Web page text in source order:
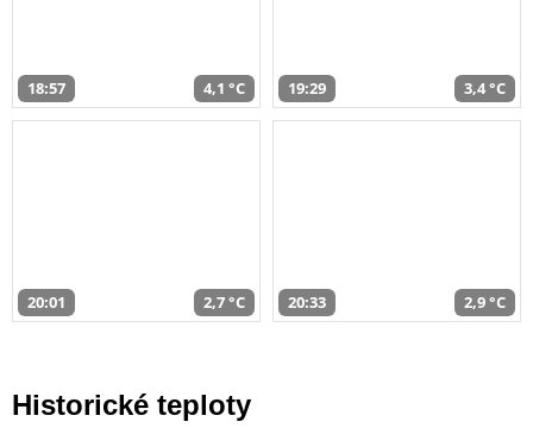
18:57 4,1 °C 19:29 3,4 °C
20:01 2,7 °C 20:33 2,9 °C
Historické teploty